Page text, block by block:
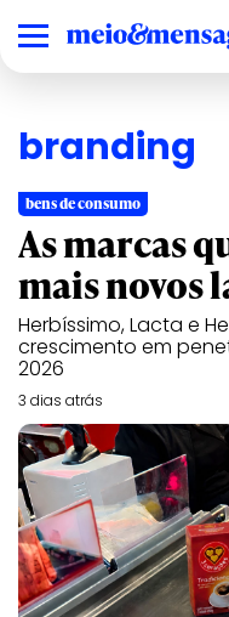
branding
bens de consumo
As marcas
mais novos
Herbíssimo, Lacta e
crescimento em
2026
3 dias atrás